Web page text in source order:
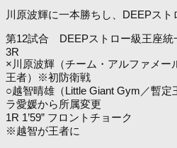
川原波輝に一本勝ちし、DEEPス
第12試合 DEEPストロー級王座
3R
×川原波輝（チーム・アルファメー
王者）※初防衛戦
○越智晴雄（Little Giant Gym／暫
ラ愛媛から所属変更
1R 1’59” フロントチョーク
※越智が王者に